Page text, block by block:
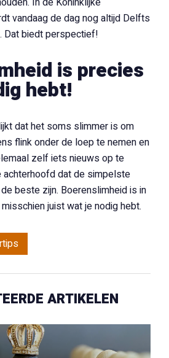
vandaag de dag nog altijd Delfts
Dat biedt perspectief!
is precies
hebt!
dat het soms slimmer is om
flink onder de loep te nemen en
zelf iets nieuws op te
achterhoofd dat de simpelste
beste zijn. Boerenslimheid is in
juist wat je nodig hebt.
ARTIKELEN